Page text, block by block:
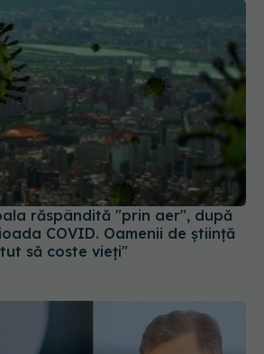
răspândită "prin aer", după
COVID. Oamenii de știință
să coste vieți"